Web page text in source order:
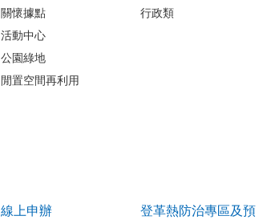
關懷據點
活動中心
公園綠地
閒置空間再利用
行政類
線上申辦
登革熱防治專區及預